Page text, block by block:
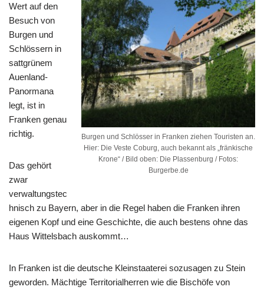
Burgen und Schlösser in Franken ziehen Touristen an.
Hier: Die Veste Coburg, auch bekannt als „fränkische
Krone“ / Bild oben: Die Plassenburg / Fotos:
Burgerbe.de
Wert auf den
Besuch von
Burgen und
Schlössern in
sattgrünem
Auenland-
Panormana
legt, ist in
Franken genau
richtig.
Das gehört
zwar
verwaltungstec
hnisch zu Bayern, aber in die Regel haben die Franken ihren
eigenen Kopf und eine Geschichte, die auch bestens ohne das
Haus Wittelsbach auskommt…
In Franken ist die deutsche Kleinstaaterei sozusagen zu Stein
geworden. Mächtige Territorialherren wie die Bischöfe von